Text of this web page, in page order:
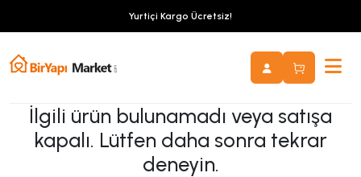
Yurtiçi Kargo Ücretsiz!
İlgili ürün bulunamadı veya satışa
kapalı. Lütfen daha sonra tekrar
deneyin.